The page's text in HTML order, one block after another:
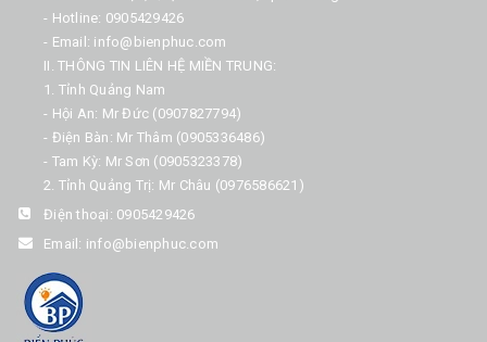
- Hotline: 0905429426
- Email: info@bienphuc.com
II. THÔNG TIN LIÊN HỆ MIỀN TRUNG:
1. Tỉnh Quảng Nam
- Hội An: Mr Đức (0907827794)
- Điện Bàn: Mr Thâm (0905336486)
- Tam Kỳ: Mr Sơn (0905323378)
2. Tỉnh Quảng Trị: Mr Châu (0976586621)
Điện thoại: 0905429426
Email: info@bienphuc.com